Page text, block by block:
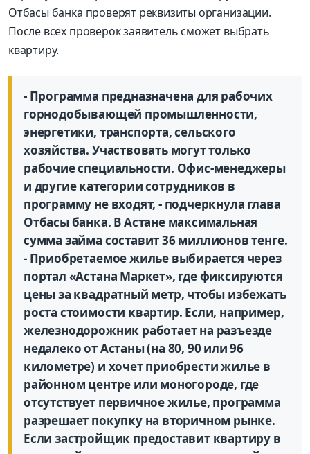
Отбасы банка проверят реквизиты организации.
После всех проверок заявитель сможет выбрать
квартиру.
- Программа предназначена для рабочих
горнодобывающей промышленности,
энергетики, транспорта, сельского
хозяйства. Участвовать могут только
рабочие специальности. Офис-менеджеры
и другие категории сотрудников в
программу не входят, - подчеркнула глава
Отбасы банка. В Астане максимальная
сумма займа составит 36 миллионов тенге.
- Приобретаемое жилье выбирается через
портал «Астана Маркет», где фиксируются
цены за квадратный метр, чтобы избежать
роста стоимости квартир. Если, например,
железнодорожник работает на разъезде
недалеко от Астаны (на 80, 90 или 96
километре) и хочет приобрести жилье в
районном центре или моногороде, где
отсутствует первичное жилье, программа
разрешает покупку на вторичном рынке.
Если застройщик предоставит квартиру в